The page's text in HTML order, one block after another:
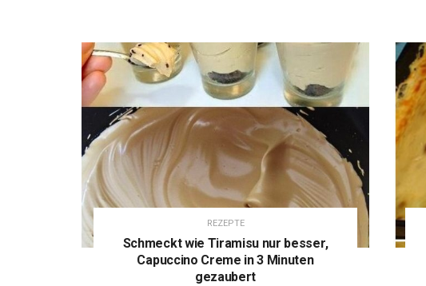
REZEPTE
Schmeckt wie Tiramisu nur besser,
Capuccino Creme in 3 Minuten
gezaubert